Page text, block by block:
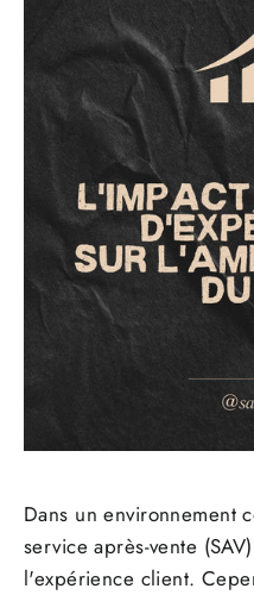
Dans un environnement
service après-vente
l'expérience client.